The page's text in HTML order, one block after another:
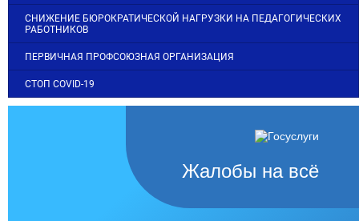
СНИЖЕНИЕ БЮРОКРАТИЧЕСКОЙ НАГРУЗКИ НА ПЕДАГОГИЧЕСКИХ
РАБОТНИКОВ
ПЕРВИЧНАЯ ПРОФСОЮЗНАЯ ОРГАНИЗАЦИЯ
СТОП COVID-19
Жалобы на всё